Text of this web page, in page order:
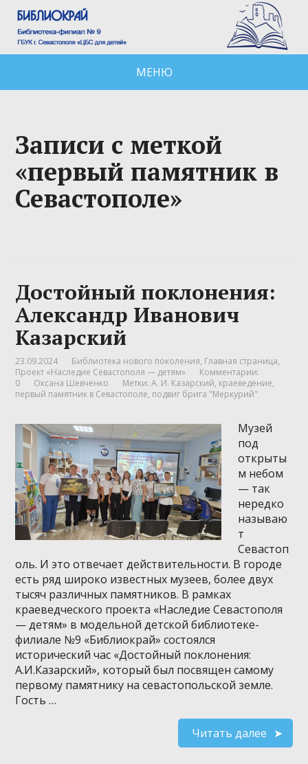
МЕНЮ
Записи с меткой
«первый памятник в
Севастополе»
Достойный поклонения:
Александр Иванович
Казарский
23.09.2024 Библиотека нового поколения, Главная страница,
Проект «Наследие Севастополя — детям»
Комментарии:
0
Оксана Шевченко Метки:А. И. Казарский, краеведение,
первый памятник в Севастополе, подвиг брига "Меркурий"
Музей
под
открыты
м небом
— так
нередко
называю
т
Севастоп
оль. И это отвечает действительности. В городе
есть ряд широко известных музеев, более двух
тысяч различных памятников. В рамках
краеведческого проекта «Наследие Севастополя
— детям» в модельной детской библиотеке-
филиале №9 «Библиокрай» состоялся
исторический час «Достойный поклонения:
А.И.Казарский», который был посвящен самому
первому памятнику на севастопольской земле.
Гость …
Читать далее